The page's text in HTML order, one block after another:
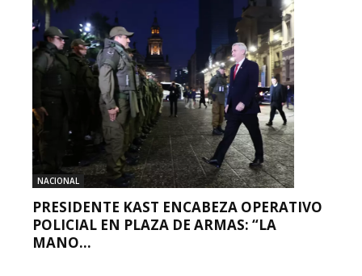
NACIONAL
PRESIDENTE KAST ENCABEZA OPERATIVO
POLICIAL EN PLAZA DE ARMAS: “LA
MANO...